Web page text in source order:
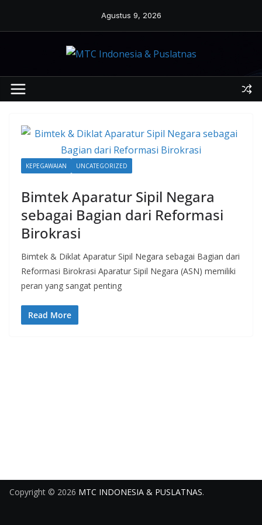
Agustus 9, 2026
KEPEGAWAIAN UNCATEGORIZED
Bimtek Aparatur Sipil Negara
sebagai Bagian dari Reformasi
Birokrasi
Bimtek & Diklat Aparatur Sipil Negara sebagai Bagian dari
Reformasi Birokrasi Aparatur Sipil Negara (ASN) memiliki
peran yang sangat penting
Read More
Copyright © 2026 MTC INDONESIA & PUSLATNAS.